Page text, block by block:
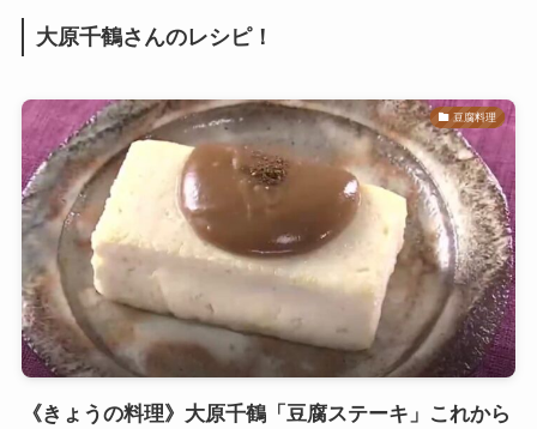
大原千鶴さんのレシピ！
豆腐料理
《きょうの料理》大原千鶴「豆腐ステーキ」これから